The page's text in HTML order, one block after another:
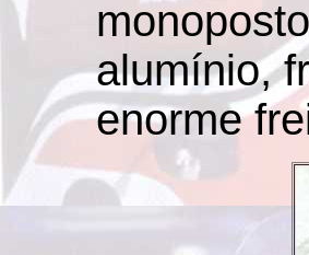
alumínio,
enorme